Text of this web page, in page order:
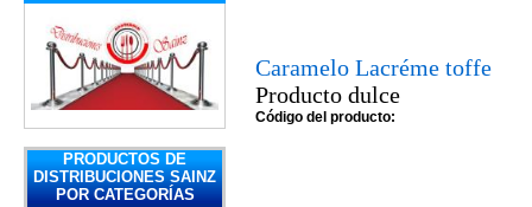
PRODUCTOS DE
DISTRIBUCIONES SAINZ
POR CATEGORÍAS
Caramelo Lacréme toffe
Producto dulce
Código del producto: